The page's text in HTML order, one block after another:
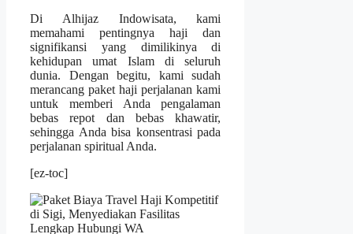
Di Alhijaz Indowisata, kami
memahami pentingnya haji dan
signifikansi yang dimilikinya di
kehidupan umat Islam di seluruh
dunia. Dengan begitu, kami sudah
merancang paket haji perjalanan kami
untuk memberi Anda pengalaman
bebas repot dan bebas khawatir,
sehingga Anda bisa konsentrasi pada
perjalanan spiritual Anda.
[ez-toc]